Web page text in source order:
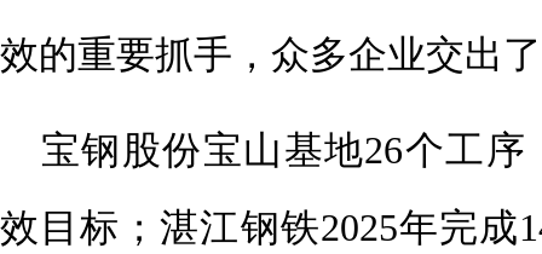
效的重要抓手，众多企业交出
宝钢股份宝山基地26个工序
效目标；湛江钢铁2025年完成